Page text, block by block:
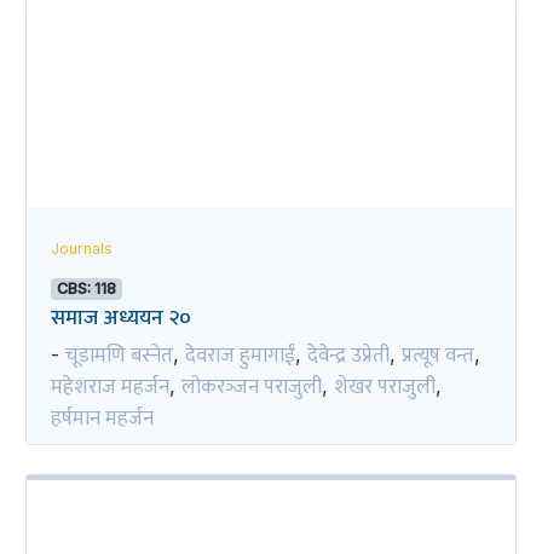
Journals
CBS: 118
समाज अध्ययन २०
- चूडामणि बस्नेत, देवराज हुमागाईं, देवेन्द्र उप्रेती, प्रत्यूष वन्त,
महेशराज महर्जन, लोकरञ्‍जन पराजुली, शेखर पराजुली,
हर्षमान महर्जन